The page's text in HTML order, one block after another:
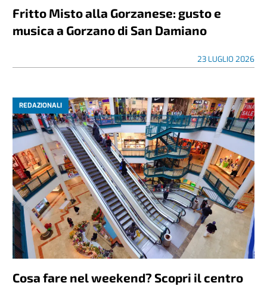
Fritto Misto alla Gorzanese: gusto e
musica a Gorzano di San Damiano
23 LUGLIO 2026
REDAZIONALI
Cosa fare nel weekend? Scopri il centro